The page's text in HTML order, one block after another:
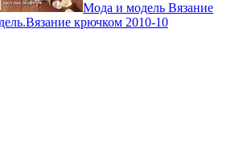
Мода и модель Вязание
крючком 2010-10